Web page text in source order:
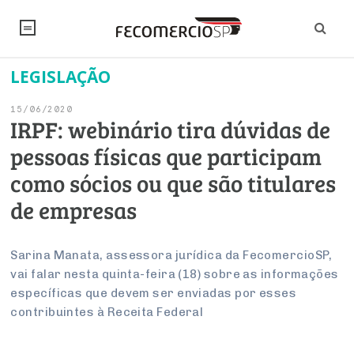
NOTÍCIAS
Artigos
Institucional
Debates Fecomercio-SP
PROJETOS ESPECIAIS:
UM BRASIL
Economia
Pesquisas
Brasil
Internacional
Modernização do Estado
Economia Digital
Legislação
Empresas
Arbitragem e Mediação
Varejo
Sustentabilidade
ESG
Últimas Notícias
PESQUISAS
FALE CONOSCO
Sobre
CONSELHOS
Conselho de Turismo
EMPRESAS
LEGISLAÇÃO
15/06/2020
IRPF: webinário tira dúvidas de
pessoas físicas que participam
como sócios ou que são titulares
de empresas
Sarina Manata, assessora jurídica da FecomercioSP,
vai falar nesta quinta-feira (18) sobre as informações
específicas que devem ser enviadas por esses
contribuintes à Receita Federal